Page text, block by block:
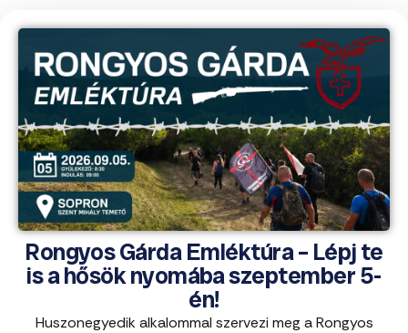
Rongyos Gárda Emléktúra – Lépj te
is a hősök nyomába szeptember 5-
én!
Huszonegyedik alkalommal szervezi meg a Rongyos